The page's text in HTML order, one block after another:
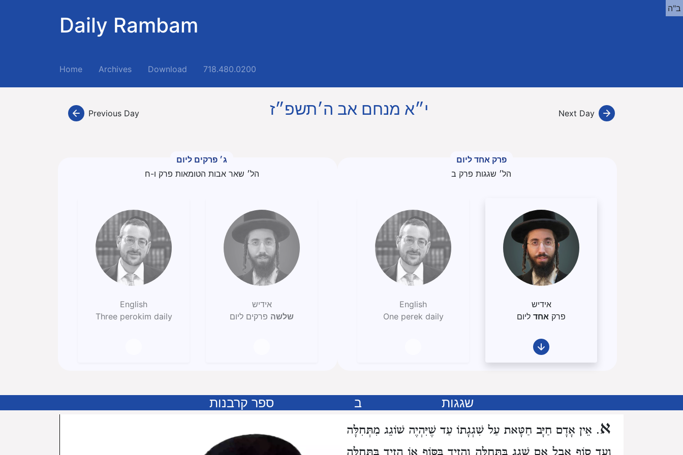
Daily Rambam
Home(current)Archives Download 718.480.0200
ב"ה
Previous Day י״א מנחם אב ה׳תשפ״ז Next Day
ג׳ פרקים ליום
הל׳ שאר אבות הטומאות פרק ו-ח
אידיש
שלשה פרקים ליום
English
Three perokim daily
פרק אחד ליום
הל׳ שגגות פרק ב
אידיש
פרק אחד ליום
English
One perek daily
שגגות ב ספר קרבנות
א. אֵין אָדָם חַיָּב חַטָּאת עַל שִׁגְגָתוֹ עַד שֶׁיִּהְיֶה שׁוֹגֵג מִתְּחִלָּה